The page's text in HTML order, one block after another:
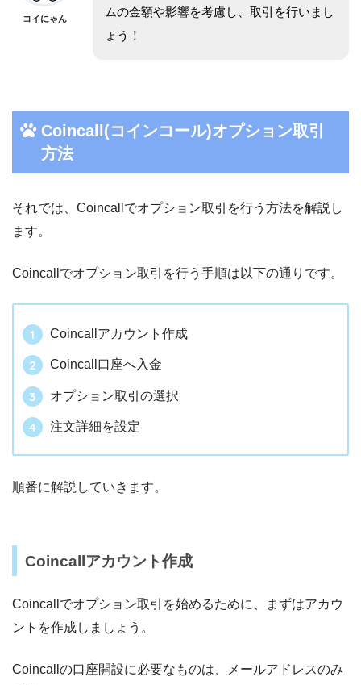
コイにゃん
ムの金額や影響を考慮し、取引を行いまし
ょう！
Coincall(コインコール)オプション取引
方法
それでは、 Coincallでオプション取引を行う方法を解説し
ます。
Coincallでオプション取引を行う手順は以下の通りです。
Coincallアカウント作成
Coincall口座へ入金
オプション取引の選択
注文詳細を設定
順番に解説していきます。
Coincallアカウント作成
Coincallでオプション取引を始めるために、まずはアカウ
ントを作成しましょう。
Coincallの口座開設に必要なものは、メールアドレスのみ